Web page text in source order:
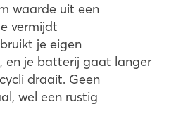
waarde uit een
vermijdt
je eigen
en je batterij gaat langer
draait. Geen
wel een rustig